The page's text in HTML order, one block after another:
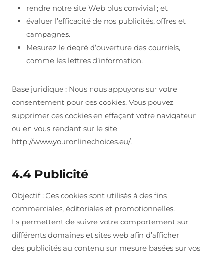
rendre notre site Web plus convivial ; et
évaluer l’efficacité de nos publicités, offres et
campagnes.
Mesurez le degré d’ouverture des courriels,
comme les lettres d’information.
Base juridique : Nous nous appuyons sur votre
consentement pour ces cookies. Vous pouvez
supprimer ces cookies en effaçant votre navigateur
ou en vous rendant sur le site
http://www.youronlinechoices.eu/.
4.4 Publicité
Objectif : Ces cookies sont utilisés à des fins
commerciales, éditoriales et promotionnelles.
Ils permettent de suivre votre comportement sur
différents domaines et sites web afin d’afficher
des publicités au contenu sur mesure basées sur vos